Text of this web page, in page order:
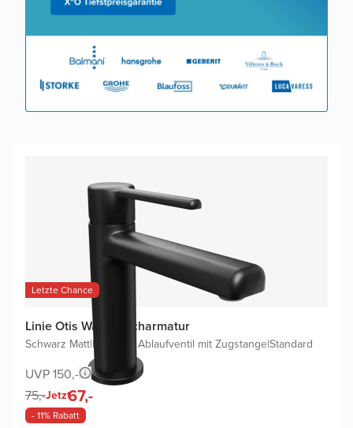
Letzte Chance
Linie Otis Waschtischarmatur
Schwarz Matt|Inklusive Ablaufventil mit Zugstange|Standard
UVP 150,-
75,-Jetzt67,-
- 11% Rabatt